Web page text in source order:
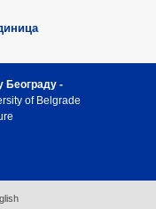
Београду -
of Belgrade